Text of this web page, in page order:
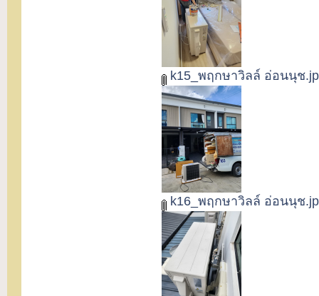
k15_พฤกษาวิลล์ อ่อนนุช
k16_พฤกษาวิลล์ อ่อนนุช